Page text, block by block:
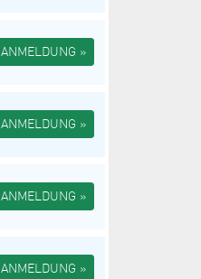
ANMELDUNG »
ANMELDUNG »
ANMELDUNG »
ANMELDUNG »